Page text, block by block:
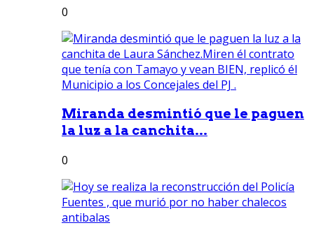
0
Miranda desmintió que le paguen
la luz a la canchita...
0